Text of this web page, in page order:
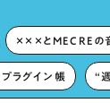
×××とMECREの
ラグイン帳 “